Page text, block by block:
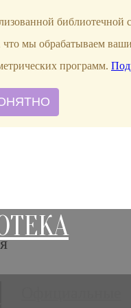
библиотечной
что мы обрабатываем
программ.